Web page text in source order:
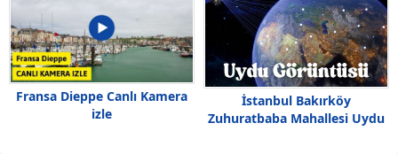
Fransa Dieppe Canlı Kamera
izle
İstanbul Bakırköy
Zuhuratbaba Mahallesi Uydu